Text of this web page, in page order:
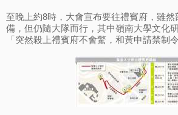
至晚上約8時，大會宣布要往禮賓府，雖
備，但仍隨大隊而行，其中嶺南大學文化
「突然殺上禮賓府不會驚，和黃申請禁制